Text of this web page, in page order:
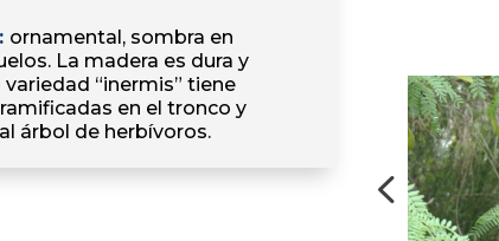
: ornamental, sombra en
La madera es dura y
“inermis” tiene
en el tronco y
árbol de herbívoros.